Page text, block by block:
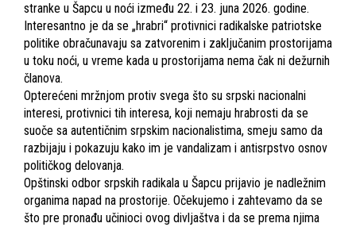
stranke u Šapcu u noći između 22. i 23. juna 2026. godine.
Interesantno je da se „hrabri“ protivnici radikalske patriotske
politike obračunavaju sa zatvorenim i zaključanim prostorijama
u toku noći, u vreme kada u prostorijama nema čak ni dežurnih
članova.
Opterećeni mržnjom protiv svega što su srpski nacionalni
interesi, protivnici tih interesa, koji nemaju hrabrosti da se
suoče sa autentičnim srpskim nacionalistima, smeju samo da
razbijaju i pokazuju kako im je vandalizam i antisrpstvo osnov
političkog delovanja.
Opštinski odbor srpskih radikala u Šapcu prijavio je nadležnim
organima napad na prostorije. Očekujemo i zahtevamo da se
što pre pronađu učinioci ovog divljaštva i da se prema njima